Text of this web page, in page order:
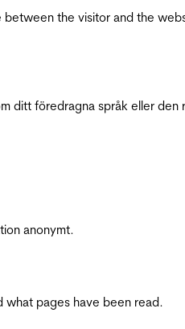
the visitor and the
ditt föredragna språk eller den
anonymt.
what pages have been read.